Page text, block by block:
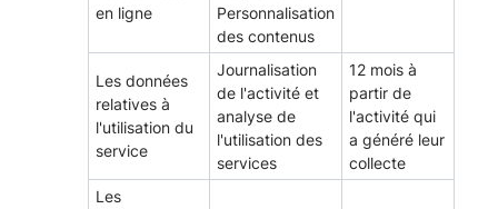
en ligne
Personnalisation
des contenus
Les données
relatives à
l'utilisation du
service
Journalisation
de l'activité et
analyse de
l'utilisation des
services
12 mois à
partir de
l'activité qui
a généré leur
collecte
Les